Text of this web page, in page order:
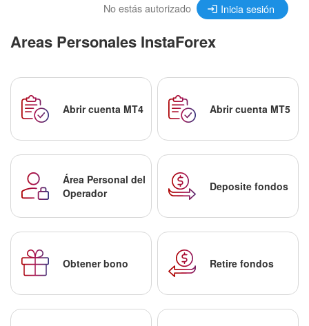
No estás autorizado Inicia sesión
Areas Personales InstaForex
Abrir cuenta MT4 Abrir cuenta MT5
Área Personal del
Operador
Deposite fondos
Obtener bono Retire fondos